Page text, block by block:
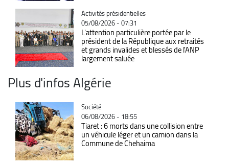
Catégorie
Activités présidentielles
05/08/2026 - 07:31
L'attention particulière portée par le
président de la République aux retraités
et grands invalides et blessés de l'ANP
largement saluée
Plus d'infos Algérie
Catégorie
Société
06/08/2026 - 18:55
Tiaret : 6 morts dans une collision entre
un véhicule léger et un camion dans la
Commune de Chehaima